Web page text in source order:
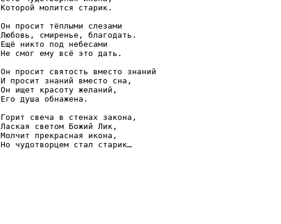
Которой молится старик.
Он просит тёплыми слезами
Любовь, смиренье, благодать.
Ещё никто под небесами
Не смог ему всё это дать.
Он просит святость вместо знаний
И просит знаний вместо сна,
Он ищет красоту желаний,
Его душа обнажена.
Горит свеча в стенах закона,
Лаская светом Божий Лик,
Молчит прекрасная икона,
Но чудотворцем стал старик…